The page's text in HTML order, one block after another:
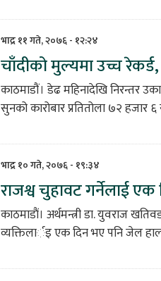
भाद्र ११ गते, २०७६ - १२:२४
चाँदीको मुल्यमा उच्च
काठमाडौं। डेढ महिनादेखि निरन्तर
सुनको कारोबार प्रतितोला ७२ हजार
भाद्र १० गते, २०७६ - १९:३४
राजश्व चुहावट गर्नेलाई एक
काठमाडाैं। अर्थमन्त्री डा. युवराज
व्यक्तिलार्इ एक दिन भए पनि जेल